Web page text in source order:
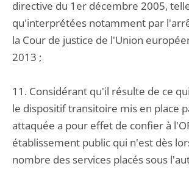
directive du 1er décembre 2005,
qu'interprétées notamment par
la Cour de justice de l'Union
2013 ;
11. Considérant qu'il résulte de ce
le dispositif transitoire mis en place
attaquée a pour effet de confier à
établissement public qui n'est dès
nombre des services placés sous